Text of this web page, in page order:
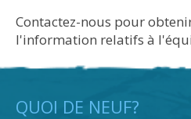
Contactez-nous pour
l'information relatifs à
QUOI DE NEUF?